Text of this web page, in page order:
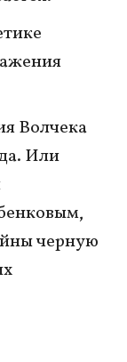
Волчека
Или
черную